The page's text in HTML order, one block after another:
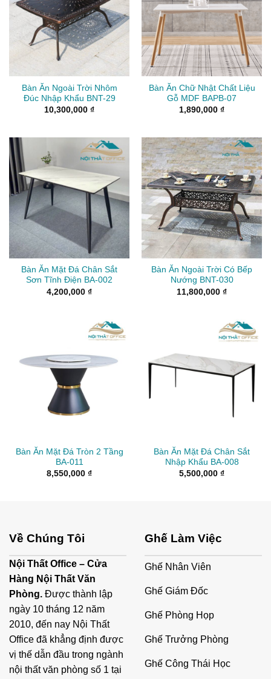
Bàn Ăn Ngoài Trời Nhôm
Đúc Nhập Khẩu BNT-29
10,300,000 ₫
Bàn Ăn Chữ Nhật Chất Liệu
Gỗ MDF BAPB-07
1,890,000 ₫
Bàn Ăn Mặt Đá Chân Sắt
Sơn Tĩnh Điện BA-002
4,200,000 ₫
Bàn Ăn Ngoài Trời Có Bếp
Nướng BNT-030
11,800,000 ₫
Bàn Ăn Mặt Đá Tròn 2 Tầng
BA-011
8,550,000 ₫
Bàn Ăn Mặt Đá Chân Sắt
Nhập Khẩu BA-008
5,500,000 ₫
Về Chúng Tôi
Nội Thất Office – Cửa
Hàng Nội Thất Văn
Phòng. Được thành lập
ngày 10 tháng 12 năm
2010, đến nay Nội Thất
Office đã khẳng định được
vị thế dẫn đầu trong ngành
nội thất văn phòng số 1 tại
Ghế Làm Việc
Ghế Nhân Viên
Ghế Giám Đốc
Ghế Phòng Họp
Ghế Trưởng Phòng
Ghế Công Thái Học